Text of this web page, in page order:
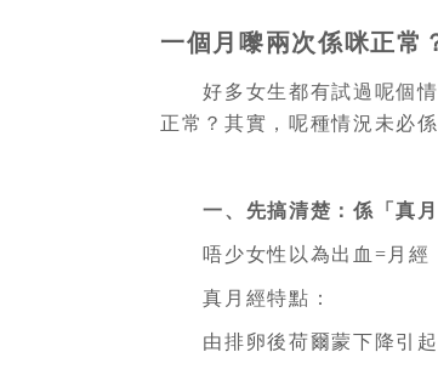
一個月嚟兩次係咪正常
好多女生都有試過呢個情
正常？其實，呢種情況未必
一、先搞清楚：係「真
唔少女性以為出血=月經
真月經特點：
由排卵後荷爾蒙下降引起